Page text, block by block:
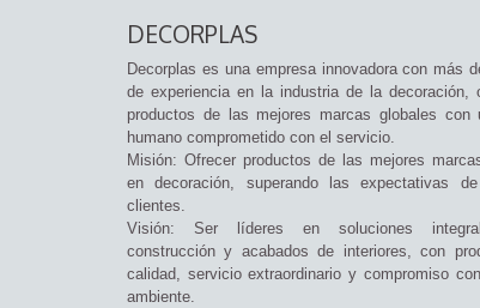
DECORPLAS
Decorplas es una empresa innovadora con más
de experiencia en la industria de la decoración,
productos de las mejores marcas globales con
humano comprometido con el servicio.
Misión: Ofrecer productos de las mejores
en decoración, superando las expectativas
clientes.
Visión: Ser líderes en soluciones
construcción y acabados de interiores, con
calidad, servicio extraordinario y compromiso
ambiente.